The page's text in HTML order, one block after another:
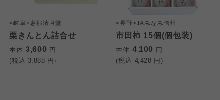
<岐阜>恵那清月堂
栗きんとん詰合せ
本体 3,600 円
(税込 3,888 円)
<長野>JAみなみ信州
市田柿 15個(個包装)
本体 4,100 円
(税込 4,428 円)